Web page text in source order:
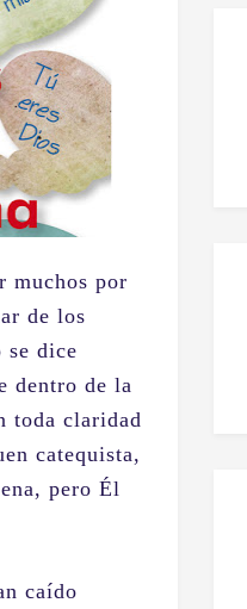
muchos por
de los
se dice
dentro de la
toda claridad
catequista,
pero Él
caído